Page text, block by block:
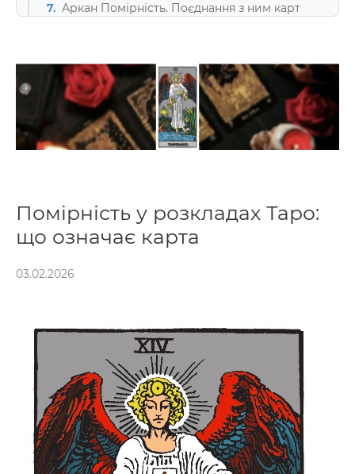
7. Аркан Помірність. Поєднання з ним карт
8.1. При написанні статті
використовувалися:
Помірність у розкладах Таро:
що означає карта
03.02.2026